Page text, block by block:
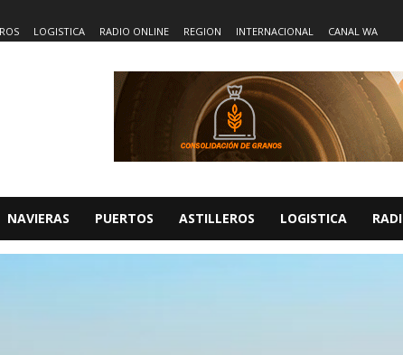
LOGISTICA RADIO ONLINE REGION INTERNACIONAL CANAL WA
NAVIERAS PUERTOS ASTILLEROS LOGISTICA